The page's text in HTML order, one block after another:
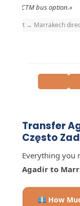
the CTM bus option.»
Airport → Marrakech
Transfer
Często
Everything you
Agadir to
How